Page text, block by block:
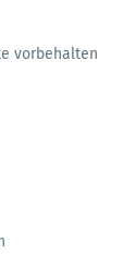
vorbehalten